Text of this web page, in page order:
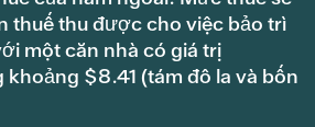
thuế thu được cho việc bảo trì
một căn nhà có giá trị
$8.41 (tám đô la và bốn